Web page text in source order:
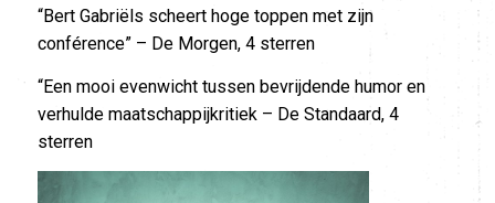
“Bert Gabriëls scheert hoge toppen met zijn
conférence” – De Morgen, 4 sterren
“Een mooi evenwicht tussen bevrijdende humor en
verhulde maatschappijkritiek – De Standaard, 4
sterren